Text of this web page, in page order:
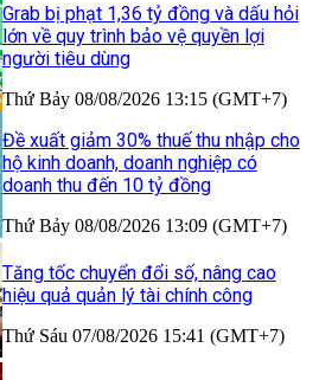
Grab bị phạt 1,36 tỷ đồng và dấu hỏi
lớn về quy trình bảo vệ quyền lợi
người tiêu dùng
Thứ Bảy 08/08/2026 13:15 (GMT+7)
Đề xuất giảm 30% thuế thu nhập cho
hộ kinh doanh, doanh nghiệp có
doanh thu đến 10 tỷ đồng
Thứ Bảy 08/08/2026 13:09 (GMT+7)
Tăng tốc chuyển đổi số, nâng cao
hiệu quả quản lý tài chính công
Thứ Sáu 07/08/2026 15:41 (GMT+7)